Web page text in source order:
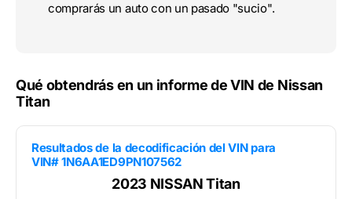
comprarás un auto con un pasado "sucio".
Qué obtendrás en un informe de VIN de Nissan
Titan
Resultados de la decodificación del VIN para
VIN# 1N6AA1ED9PN107562
2023 NISSAN Titan